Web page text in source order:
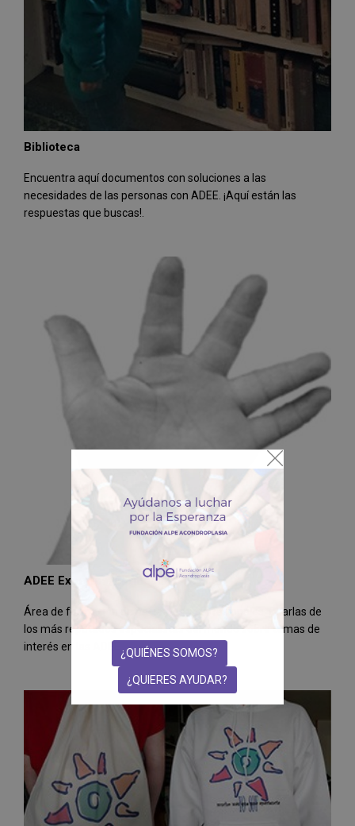
Biblioteca
Encuentra aquí documentos con soluciones a las
necesidades de las personas con ADEE. ¡Aquí están las
respuestas que buscas!.
ADEE Expertos. Formación
Área de formación de pacientes y profesionales. Charlas de
los más reputados especialistas del mundo sobre temas de
interés en las ADEE
¿QUIÉNES SOMOS?
¿QUIERES AYUDAR?